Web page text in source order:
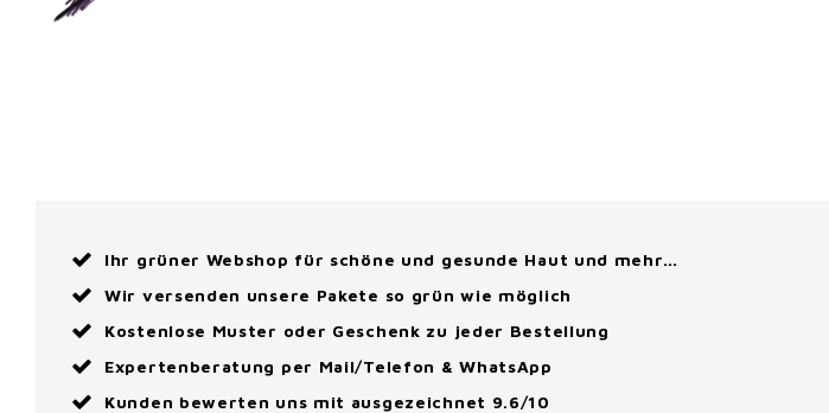
Ihr grüner Webshop für schöne und gesunde Haut und mehr…
Wir versenden unsere Pakete so grün wie möglich
Kostenlose Muster oder Geschenk zu jeder Bestellung
Expertenberatung per Mail/Telefon & WhatsApp
Kunden bewerten uns mit ausgezeichnet 9.6/10